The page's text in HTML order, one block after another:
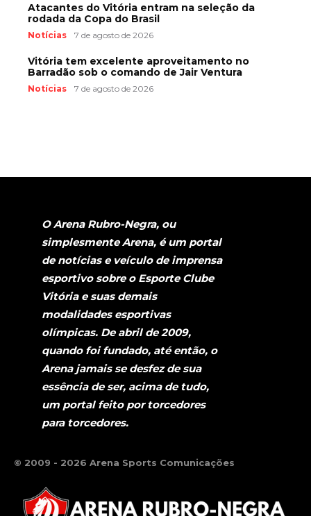
Atacantes do Vitória entram na seleção da
rodada da Copa do Brasil
Notícias 7 de agosto de 2026
Vitória tem excelente aproveitamento no
Barradão sob o comando de Jair Ventura
Notícias 7 de agosto de 2026
O Arena Rubro-Negra, ou
simplesmente Arena, é um portal
de notícias e veículo de imprensa
esportivo sobre o Esporte Clube
Vitória e suas demais
modalidades esportivas
olímpicas. De abril de 2009,
quando foi fundado, até então, o
Arena jamais se desfez de sua
essência de ser, acima de tudo,
um portal feito por torcedores
para torcedores.
© 2009 - 2026 Arena Sports Comunicações